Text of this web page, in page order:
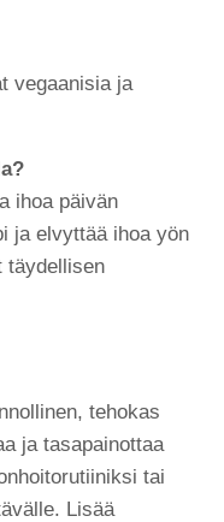
vegaanisia ja
ihoa päivän
ja elvyttää ihoa yön
täydellisen
tehokas
ja tasapainottaa
tai
Lisää